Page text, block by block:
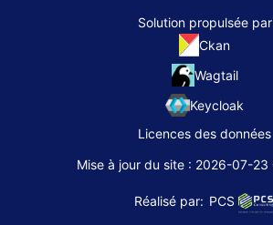
Solution propulsée par
Ckan
Wagtail
Keycloak
Licences des données
Mise à jour du site : 2026-07-23
Réalisé par: PCS